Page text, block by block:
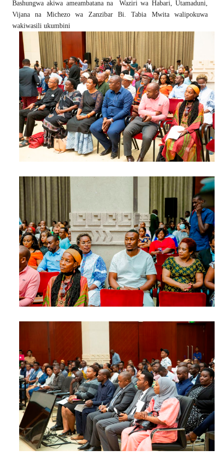
Bashungwa akiwa ameambatana na Waziri wa Habari, Utamaduni,
Vijana na Michezo wa Zanzibar Bi. Tabia Mwita walipokuwa
wakiwasili ukumbini